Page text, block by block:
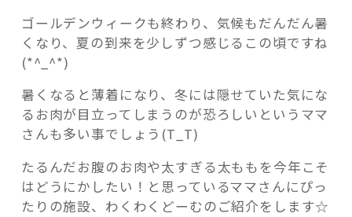
これからの暮らし 住み替え相談
記事検索
☆
朝
霞
健
康
増
進
セ
ン
ゴールデンウィークも終わり、気候もだんだん暑
くなり、夏の到来を少しずつ感じるこの頃ですね
(*^_^*)
暑くなると薄着になり、冬には隠せていた気にな
るお肉が目立ってしまうのが恐ろしいというママ
さんも多い事でしょう(T_T)
たるんだお腹のお肉や太すぎる太ももを今年こそ
はどうにかしたい！と思っているママさんにぴっ
たりの施設、わくわくどーむのご紹介をします☆